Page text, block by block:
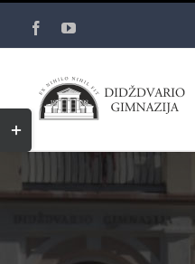
FacebookYouTube
Toggle
Sliding